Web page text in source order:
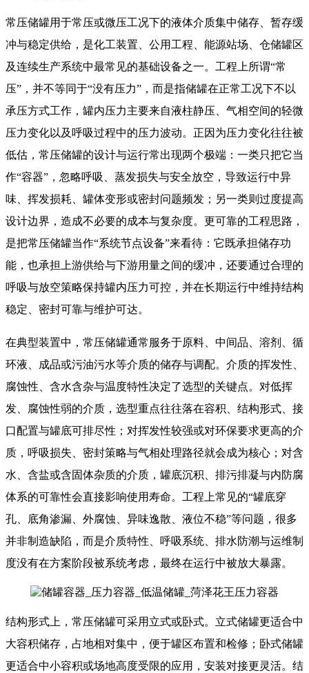
常压储罐用于常压或微压工况下的液体介质集中储存、暂存缓
冲与稳定供给，是化工装置、公用工程、能源站场、仓储罐区
及连续生产系统中最常见的基础设备之一。工程上所谓“常
压”，并不等同于“没有压力”，而是指储罐在正常工况下不以
承压方式工作，罐内压力主要来自液柱静压、气相空间的轻微
压力变化以及呼吸过程中的压力波动。正因为压力变化往往被
低估，常压储罐的设计与运行常出现两个极端：一类只把它当
作“容器”，忽略呼吸、蒸发损失与安全放空，导致运行中异
味、挥发损耗、罐体变形或密封问题频发；另一类则过度提高
设计边界，造成不必要的成本与复杂度。更可靠的工程思路，
是把常压储罐当作“系统节点设备”来看待：它既承担储存功
能，也承担上游供给与下游用量之间的缓冲，还要通过合理的
呼吸与放空策略保持罐内压力可控，并在长期运行中维持结构
稳定、密封可靠与维护可达。
在典型装置中，常压储罐通常服务于原料、中间品、溶剂、循
环液、成品或污油污水等介质的储存与调配。介质的挥发性、
腐蚀性、含水含杂与温度特性决定了选型的关键点。对低挥
发、腐蚀性弱的介质，选型重点往往落在容积、结构形式、接
口配置与罐底可排尽性；对挥发性较强或对环保要求更高的介
质，呼吸损失、密封策略与气相处理路径就会成为核心；对含
水、含盐或含固体杂质的介质，罐底沉积、排污排凝与内防腐
体系的可靠性会直接影响使用寿命。工程上常见的“罐底穿
孔、底角渗漏、外腐蚀、异味逸散、液位不稳”等问题，很多
并非制造缺陷，而是介质特性、呼吸系统、排水防潮与运维制
度没有在方案阶段被系统考虑，最终在运行中被放大暴露。
结构形式上，常压储罐可采用立式或卧式。立式储罐更适合中
大容积储存，占地相对集中，便于罐区布置和检修；卧式储罐
更适合中小容积或场地高度受限的应用，安装对接更灵活。结